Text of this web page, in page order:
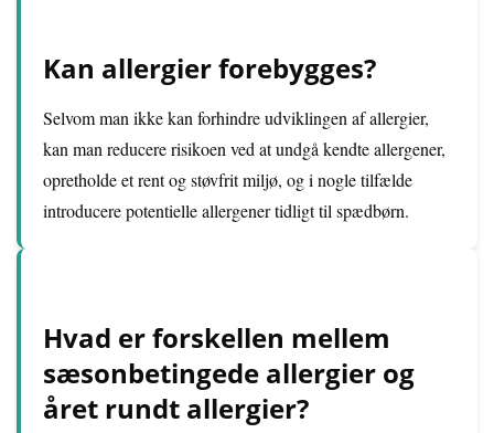
Kan allergier forebygges?
Selvom man ikke kan forhindre udviklingen af allergier,
kan man reducere risikoen ved at undgå kendte allergener,
opretholde et rent og støvfrit miljø, og i nogle tilfælde
introducere potentielle allergener tidligt til spædbørn.
Hvad er forskellen mellem
sæsonbetingede allergier og
året rundt allergier?